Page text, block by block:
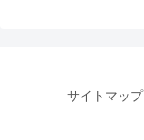
サイトマップ